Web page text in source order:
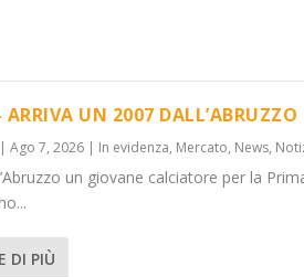
UN 2007 DALL’ABRUZZO
| Ago 7, 2026| In evidenza, Mercato, News,
un giovane calciatore per la
DI PIÙ